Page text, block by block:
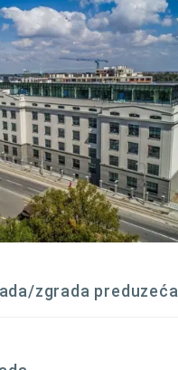
zgrada preduzeća